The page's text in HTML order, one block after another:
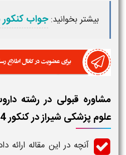
بیشتر بخوانید:جواب
مشاوره قبولی در رشته
علوم پزشکی شیراز در کنکور 1404
آنچه در این مقاله ارائه